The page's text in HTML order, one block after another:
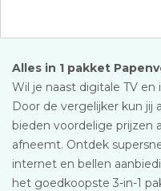
Alles in 1 pakket
Wil je naast digitale TV
Door de vergelijker kun jij
bieden voordelige prijzen
afneemt. Ontdek
internet en bellen
het goedkoopste 3-in-1